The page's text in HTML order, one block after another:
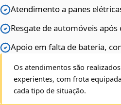
Atendimento a panes
Resgate de automóveis
Apoio em falta de bateria,
Os atendimentos são
experientes, com frota
cada tipo de situação.